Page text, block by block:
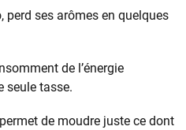
perd ses arômes en quelques
de l’énergie
seule tasse.
de moudre juste ce dont